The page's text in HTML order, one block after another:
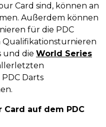
Card sind, können an
Außerdem können
für die PDC
Qualifikationsturnieren
und die World Series
Darts
Card auf dem PDC